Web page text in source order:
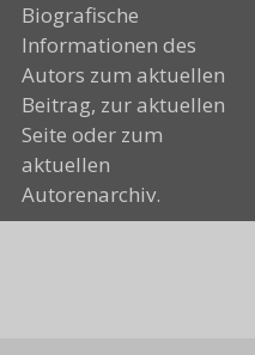
Biografische
Informationen des
Autors zum aktuellen
Beitrag, zur aktuellen
Seite oder zum
aktuellen
Autorenarchiv.